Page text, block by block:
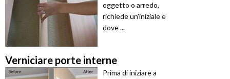
oggetto o arredo,
richiede un'iniziale e
dove ...
Verniciare porte interne
Prima di iniziare a